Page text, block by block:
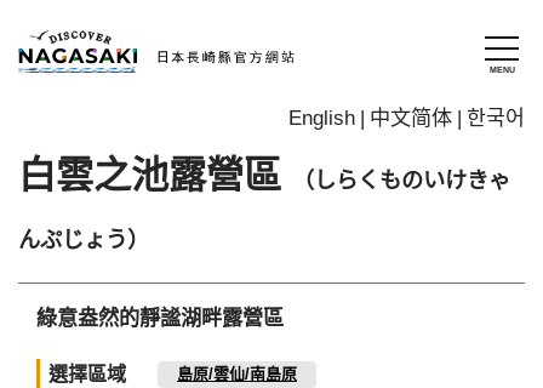
English 中文简体 한국어
白雲之池露營區 （しらくものいけきゃ
んぷじょう）
綠意盎然的靜謐湖畔露營區
選擇區域 島原/雲仙/南島原